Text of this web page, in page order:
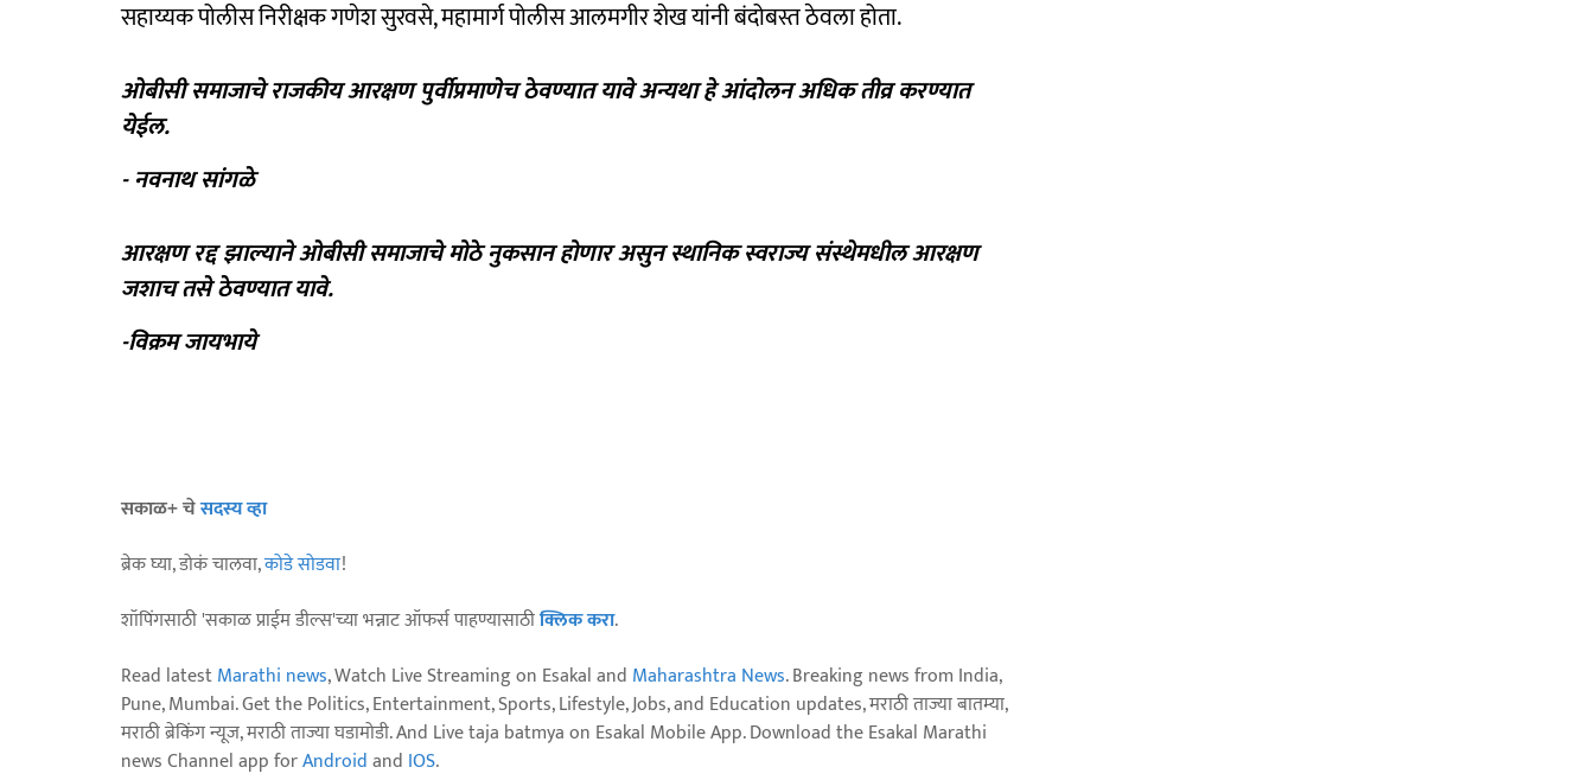
सहाय्यक पोलीस निरीक्षक गणेश सुरवसे, महामार्ग पोलीस आलमगीर शेख यांनी बंदोबस्त ठेवला होता.
ओबीसी समाजाचे राजकीय आरक्षण पुर्वीप्रमाणेच ठेवण्यात यावे अन्यथा हे आंदोलन अधिक तीव्र करण्यात
येईल.
- नवनाथ सांगळे
आरक्षण रद्द झाल्याने ओबीसी समाजाचे मोठे नुकसान होणार असुन स्थानिक स्वराज्य संस्थेमधील आरक्षण
जशाच तसे ठेवण्यात यावे.
-विक्रम जायभाये
सकाळ+ चेसदस्य व्हा
ब्रेक घ्या, डोकं चालवा,कोडे सोडवा!
शॉपिंगसाठी 'सकाळ प्राईम डील्स'च्या भन्नाट ऑफर्स पाहण्यासाठीक्लिक करा.
Read latestMarathi news, Watch Live Streaming on Esakal and Maharashtra News. Breaking news from India,
Pune, Mumbai. Get the Politics, Entertainment, Sports, Lifestyle, Jobs, and Education updates, मराठी ताज्या बातम्या,
मराठी ब्रेकिंग न्यूज, मराठी ताज्या घडामोडी. And Live taja batmya on Esakal Mobile App. Download the Esakal Marathi
news Channel app forAndroidand IOS.